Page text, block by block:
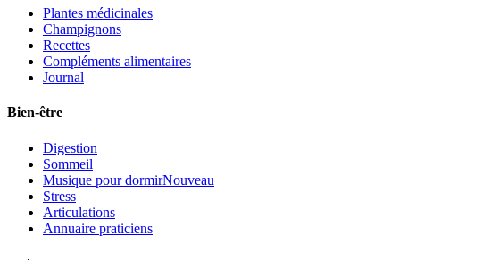
Plantes médicinales
Champignons
Recettes
Compléments alimentaires
Journal
Bien-être
Digestion
Sommeil
Musique pour dormirNouveau
Stress
Articulations
Annuaire praticiens